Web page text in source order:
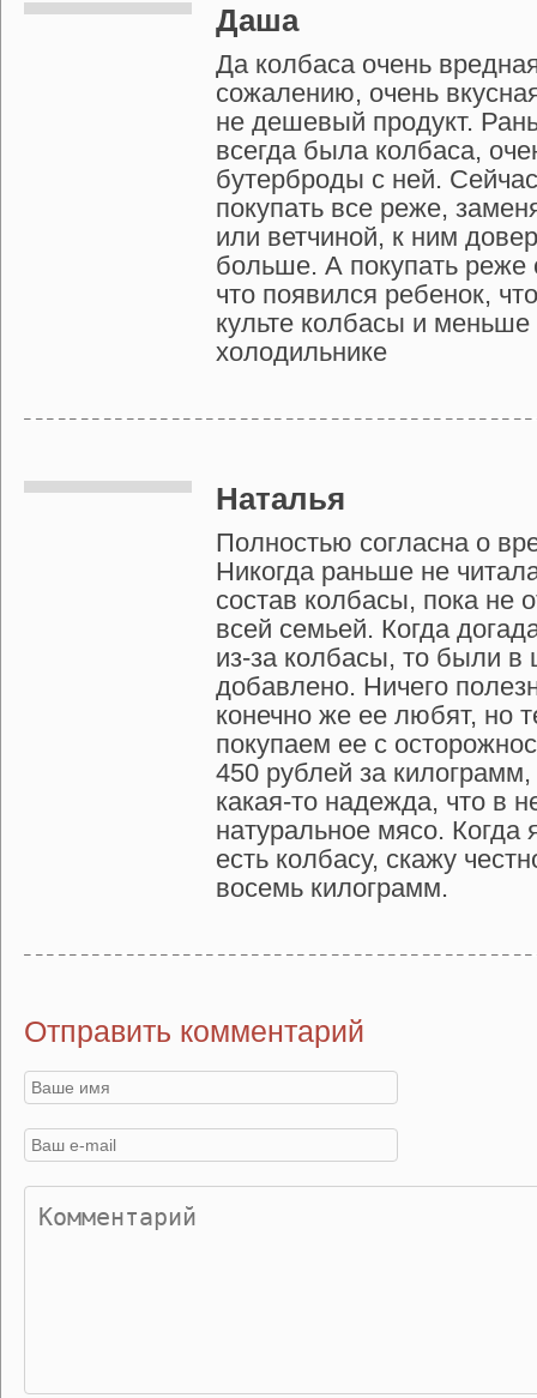
Даша
Да колбаса очень
сожалению, очень
не дешевый продукт.
всегда была колбаса,
бутерброды с ней.
покупать все реже,
или ветчиной, к ним
больше. А покупать реже
что появился ребенок,
культе колбасы и
холодильнике
Наталья
Полностью согласна о
Никогда раньше не
состав колбасы, пока не
всей семьей. Когда
из-за колбасы, то были в
добавлено. Ничего
конечно же ее любят, но
покупаем ее с
450 рублей за килограмм,
какая-то надежда, что в
натуральное мясо. Когда
есть колбасу, скажу
восемь килограмм.
Отправить комментарий